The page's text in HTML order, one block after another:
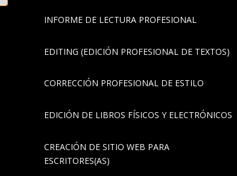
INFORME DE LECTURA PROFESIONAL
EDITING (EDICIÓN PROFESIONAL DE TEXTOS)
CORRECCIÓN PROFESIONAL DE ESTILO
EDICIÓN DE LIBROS FÍSICOS Y ELECTRÓNICOS
CREACIÓN DE SITIO WEB PARA
ESCRITORES(AS)